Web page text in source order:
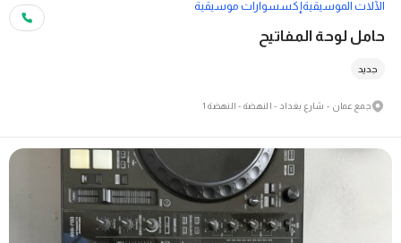
الآلات الموسيقيةإكسسوارات موسيقية
حامل لوحة المفاتيح
جديد
جمع عمان - شارع بغداد - النهضة - النهضة 1